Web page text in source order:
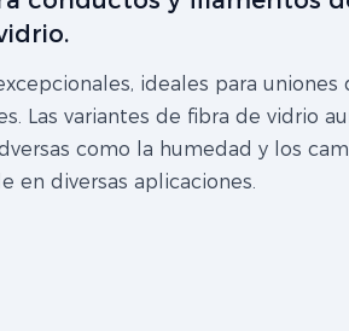
ideales para uniones
Las variantes de fibra de vidrio
como la humedad y los
en diversas aplicaciones.